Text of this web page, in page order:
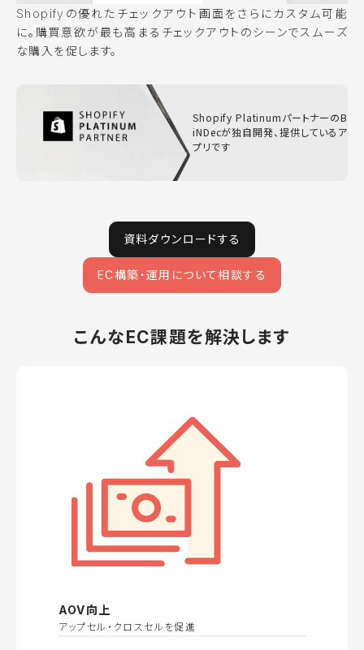
Shopifyの優れたチェックアウト画面をさらにカスタム可能
に。購買意欲が最も高まるチェックアウトのシーンでスムーズ
な購入を促します。
Shopify PlatinumパートナーのB
iNDecが独自開発、提供しているア
プリです
資料ダウンロードする
EC構築・運用について相談する
こんなEC課題を解決します
AOV向上
アップセル・クロスセルを促進